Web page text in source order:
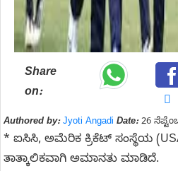
Share
on:
Authored by: Jyoti Angadi Date:26
* ಐಸಿಸಿ, ಅಮೆರಿಕ ಕ್ರಿಕೆಟ್ ಸಂಸ್ಥೆಯ (USA
ತಾತ್ಕಾಲಿಕವಾಗಿ ಅಮಾನತು ಮಾಡಿದೆ.